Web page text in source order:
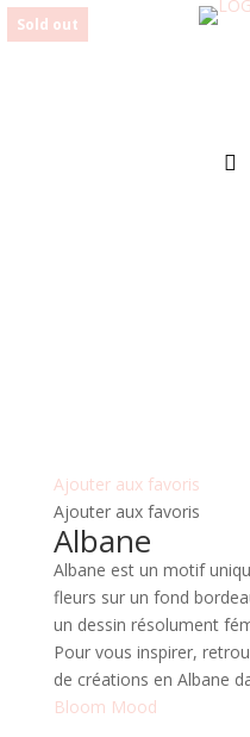
Sold out
Ajouter aux favoris
Ajouter aux favoris
Albane
Albane est un motif
fleurs sur un fond
un dessin résolument
Pour vous inspirer,
de créations en Albane
Bloom Mood